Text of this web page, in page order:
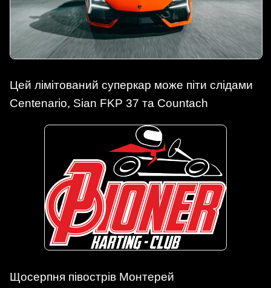
Цей лімітований суперкар може піти слідами
Centenario, Sian FKP 37 та Countach
Щосерпня півострів Монтерей